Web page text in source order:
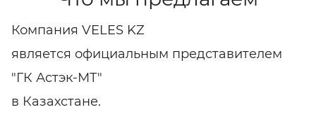
Компания VELES KZ
является официальным представителем
"ГК Астэк-МТ"
в Казахстане.